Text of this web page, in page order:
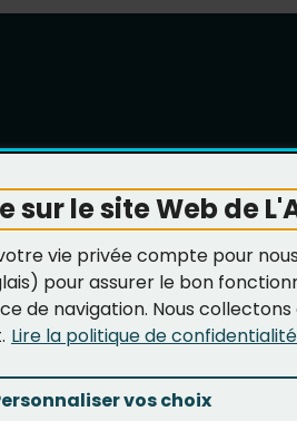
sur le site Web de
vie privée compte pour
pour assurer le bon
de navigation. Nous
Lire la politique de
vos choix